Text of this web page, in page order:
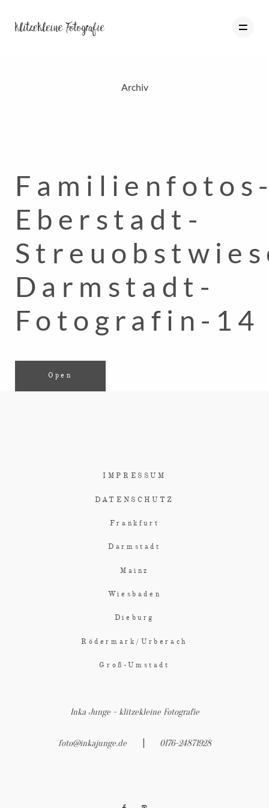
INFO
KONTAKT
Archiv
Eberstadt-
Darmstadt-
Fotografin-14
Open
IMPRESSUM
DATENSCHUTZ
Frankfurt
Darmstadt
Mainz
Wiesbaden
Dieburg
Rödermark/Urberach
Groß-Umstadt
Inka Junge - klitzekleine Fotografie
foto@inkajunge.de 0176-24871928